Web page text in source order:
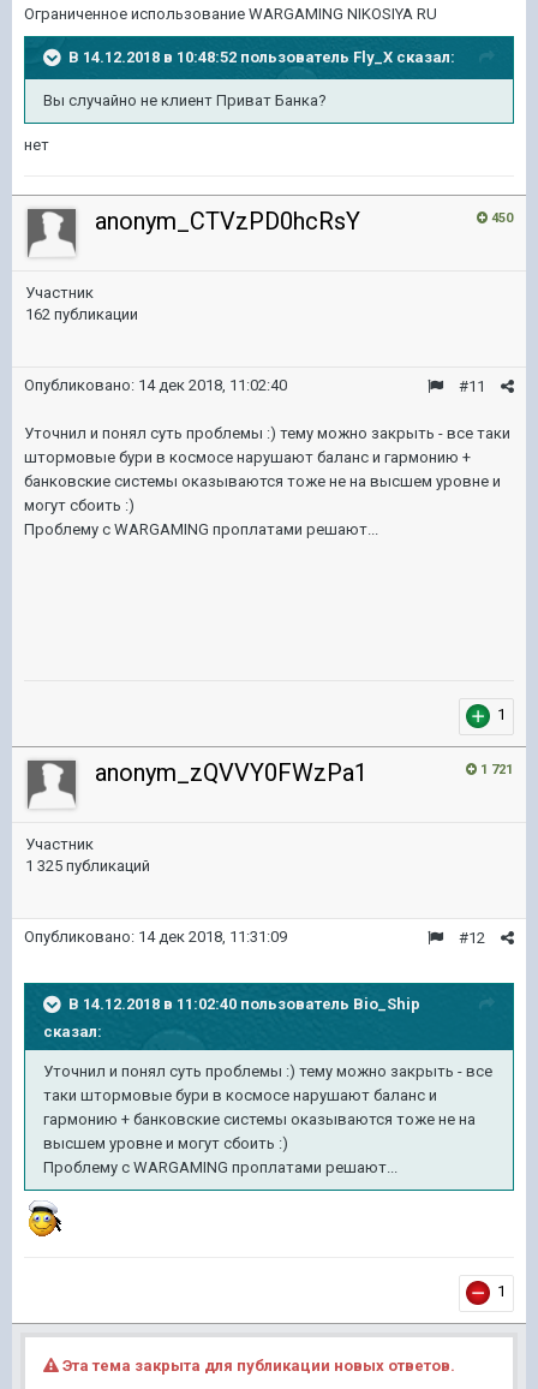
Ограниченное использование WARGAMING NIKOSIYA RU
В 14.12.2018 в 10:48:52 пользователь Fly_X сказал:
Вы случайно не клиент Приват Банка?
нет
450
anonym_CTVzPD0hcRsY
Участник
162 публикации
#11
Опубликовано: 14 дек 2018, 11:02:40
Уточнил и понял суть проблемы :) тему можно закрыть - все таки
штормовые бури в космосе нарушают баланс и гармонию +
банковские системы оказываются тоже не на высшем уровне и
могут сбоить :)
Проблему с WARGAMING проплатами решают...
1
1 721
anonym_zQVVY0FWzPa1
Участник
1 325 публикаций
#12
Опубликовано: 14 дек 2018, 11:31:09
В 14.12.2018 в 11:02:40 пользователь Bio_Ship
сказал:
Уточнил и понял суть проблемы :) тему можно закрыть - все
таки штормовые бури в космосе нарушают баланс и
гармонию + банковские системы оказываются тоже не на
высшем уровне и могут сбоить :)
Проблему с WARGAMING проплатами решают...
1
Эта тема закрыта для публикации новых ответов.